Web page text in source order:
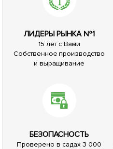
ЛИДЕРЫ РЫНКА №1
15 лет с Вами
Собственное производство
и выращивание
БЕЗОПАСНОСТЬ
Проверено в садах 3 000